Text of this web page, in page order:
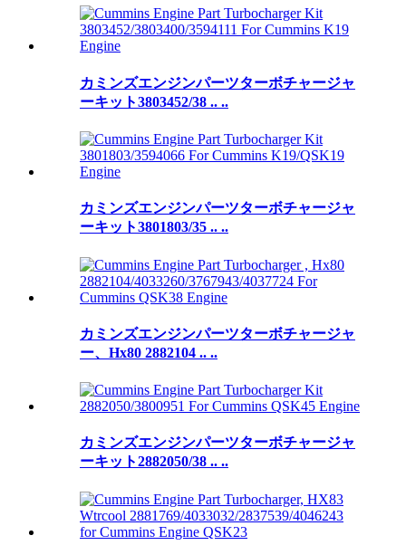
カミンズエンジンパーツターボチャージャ
ーキット3803452/38 .. ..
カミンズエンジンパーツターボチャージャ
ーキット3801803/35 .. ..
カミンズエンジンパーツターボチャージャ
ー、Hx80 2882104 .. ..
カミンズエンジンパーツターボチャージャ
ーキット2882050/38 .. ..